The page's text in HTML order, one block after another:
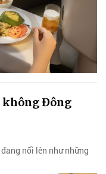
không Đông
nổi lên như những